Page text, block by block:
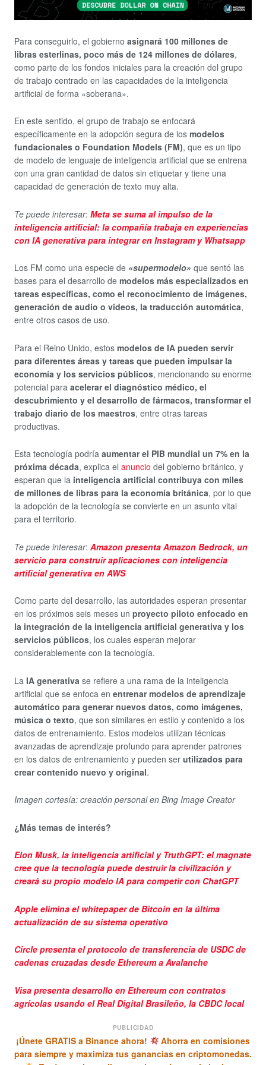
Para conseguirlo, el gobierno asignará 100 millones de
libras esterlinas, poco más de 124 millones de dólares,
como parte de los fondos iniciales para la creación del grupo
de trabajo centrado en las capacidades de la inteligencia
artificial de forma «soberana».
En este sentido, el grupo de trabajo se enfocará
específicamente en la adopción segura de los modelos
fundacionales o Foundation Models (FM), que es un tipo
de modelo de lenguaje de inteligencia artificial que se entrena
con una gran cantidad de datos sin etiquetar y tiene una
capacidad de generación de texto muy alta.
Te puede interesar: Meta se suma al impulso de la
inteligencia artificial: la compañía trabaja en experiencias
con IA generativa para integrar en Instagram y Whatsapp
Los FM como una especie de «supermodelo» que sentó las
bases para el desarrollo de modelos más especializados en
tareas específicas, como el reconocimiento de imágenes,
generación de audio o videos, la traducción automática,
entre otros casos de uso.
Para el Reino Unido, estos modelos de IA pueden servir
para diferentes áreas y tareas que pueden impulsar la
economía y los servicios públicos, mencionando su enorme
potencial para acelerar el diagnóstico médico, el
descubrimiento y el desarrollo de fármacos, transformar el
trabajo diario de los maestros, entre otras tareas
productivas.
Esta tecnología podría aumentar el PIB mundial un 7% en la
próxima década, explica el anuncio del gobierno británico, y
esperan que la inteligencia artificial contribuya con miles
de millones de libras para la economía británica, por lo que
la adopción de la tecnología se convierte en un asunto vital
para el territorio.
Te puede interesar: Amazon presenta Amazon Bedrock, un
servicio para construir aplicaciones con inteligencia
artificial generativa en AWS
Como parte del desarrollo, las autoridades esperan presentar
en los próximos seis meses un proyecto piloto enfocado en
la integración de la inteligencia artificial generativa y los
servicios públicos, los cuales esperan mejorar
considerablemente con la tecnología.
La IA generativa se refiere a una rama de la inteligencia
artificial que se enfoca en entrenar modelos de aprendizaje
automático para generar nuevos datos, como imágenes,
música o texto, que son similares en estilo y contenido a los
datos de entrenamiento. Estos modelos utilizan técnicas
avanzadas de aprendizaje profundo para aprender patrones
en los datos de entrenamiento y pueden ser utilizados para
crear contenido nuevo y original.
Imagen cortesía: creación personal en Bing Image Creator
¿Más temas de interés?
Elon Musk, la inteligencia artificial y TruthGPT: el magnate
cree que la tecnología puede destruir la civilización y
creará su propio modelo IA para competir con ChatGPT
Apple elimina el whitepaper de Bitcoin en la última
actualización de su sistema operativo
Circle presenta el protocolo de transferencia de USDC de
cadenas cruzadas desde Ethereum a Avalanche
Visa presenta desarrollo en Ethereum con contratos
agrícolas usando el Real Digital Brasileño, la CBDC local
PUBLICIDAD
¡Únete GRATIS a Binance ahora!
Ahorra en comisiones
para siempre y maximiza tus ganancias en criptomonedas.